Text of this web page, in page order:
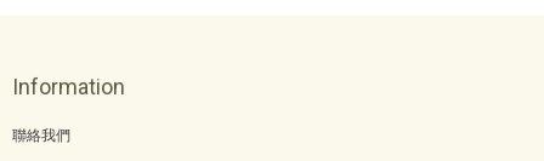
Information
聯絡我們